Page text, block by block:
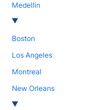
Medellin
Boston
Los Angeles
Montreal
New Orleans